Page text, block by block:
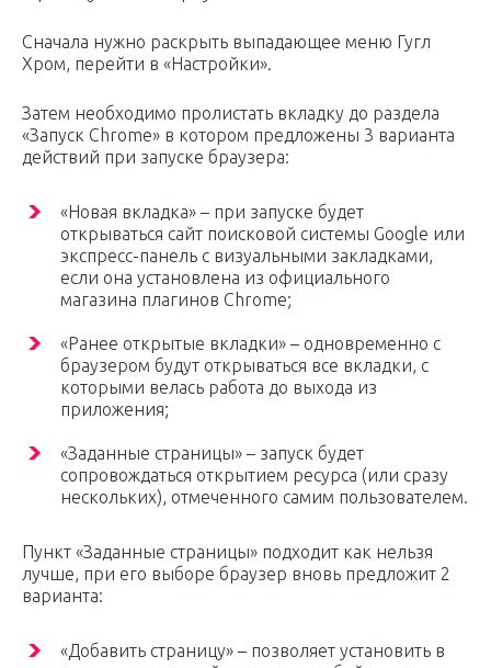
Сначала нужно раскрыть выпадающее меню Гугл
Хром, перейти в «Настройки».
Затем необходимо пролистать вкладку до раздела
«Запуск Chrome» в котором предложены 3 варианта
действий при запуске браузера:
«Новая вкладка» – при запуске будет
открываться сайт поисковой системы Google или
экспресс-панель с визуальными закладками,
если она установлена из официального
магазина плагинов Chrome;
«Ранее открытые вкладки» – одновременно с
браузером будут открываться все вкладки, с
которыми велась работа до выхода из
приложения;
«Заданные страницы» – запуск будет
сопровождаться открытием ресурса (или сразу
нескольких), отмеченного самим пользователем.
Пункт «Заданные страницы» подходит как нельзя
лучше, при его выборе браузер вновь предложит 2
варианта:
«Добавить страницу» – позволяет установить в